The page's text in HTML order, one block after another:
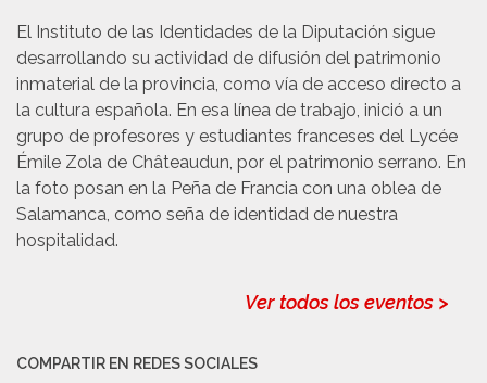
El Instituto de las Identidades de la Diputación sigue
desarrollando su actividad de difusión del patrimonio
inmaterial de la provincia, como vía de acceso directo a
la cultura española. En esa línea de trabajo, inició a un
grupo de profesores y estudiantes franceses del Lycée
Émile Zola de Châteaudun, por el patrimonio serrano. En
la foto posan en la Peña de Francia con una oblea de
Salamanca, como seña de identidad de nuestra
hospitalidad.
Ver todos los eventos >
COMPARTIR EN REDES SOCIALES